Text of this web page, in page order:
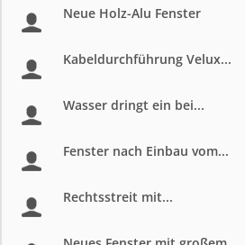
Neue Holz-Alu Fenster
Kabeldurchführung Velux...
Wasser dringt ein bei...
Fenster nach Einbau vom...
Rechtsstreit mit...